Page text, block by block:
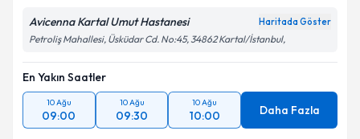
kapsamda işlenmesini kabul ediyorum.
Avicenna Kartal Umut Hastanesi Haritada Göster
Petroliş Mahallesi, Üsküdar Cd. No:45, 34862 Kartal/İstanbul,
En Yakın Saatler
10 Ağu
09:00
10 Ağu
09:30
10 Ağu
10:00 Daha Fazla